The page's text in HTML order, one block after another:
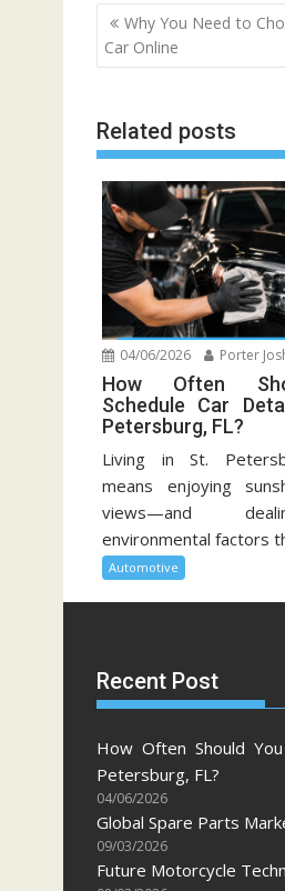
Post
navigation
Why You Need to
Car Online
Related posts
04/06/2026 Porter
How Often
Schedule Car
Petersburg, FL?
Living in St.
means enjoying
views—and
environmental factors
Automotive
Recent Post
How Often Should
Petersburg, FL?
04/06/2026
Global Spare Parts
09/03/2026
Future Motorcycle